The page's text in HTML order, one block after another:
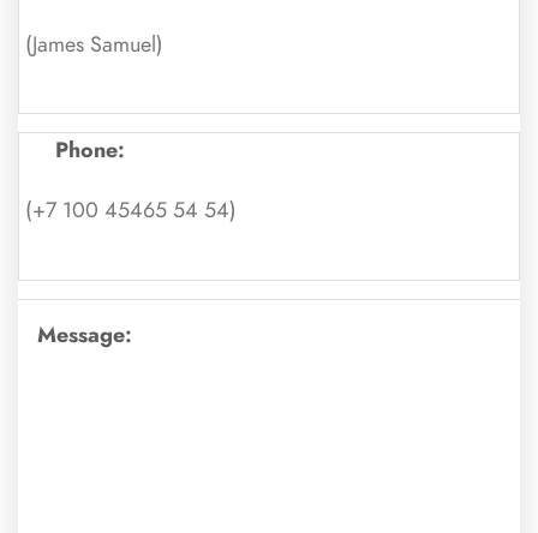
Phone:
Message: